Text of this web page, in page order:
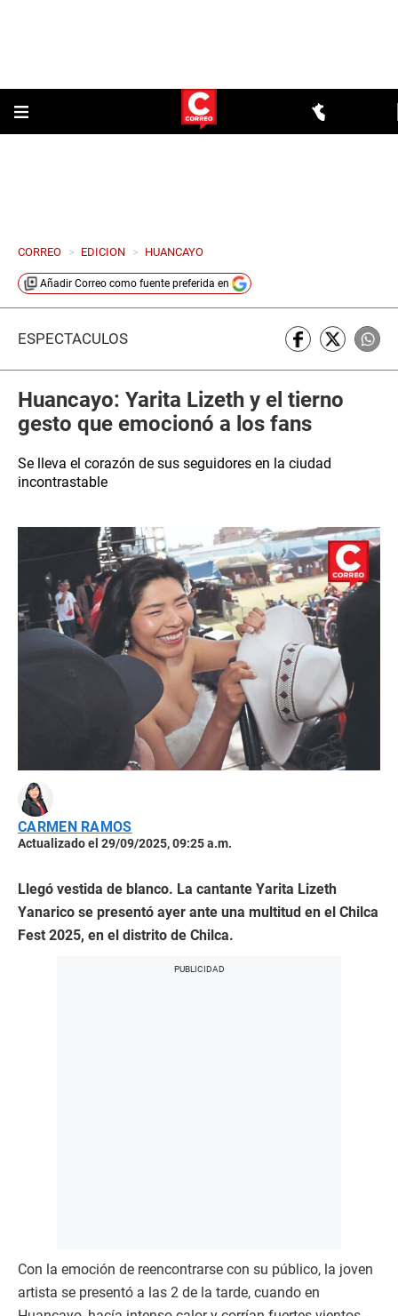
CORREO > EDICION > HUANCAYO
Añadir Correo como fuente preferida en
ESPECTÁCULOS
Huancayo: Yarita Lizeth y el tierno
gesto que emocionó a los fans
Se lleva el corazón de sus seguidores en la ciudad
incontrastable
CARMEN RAMOS
Actualizado el 29/09/2025, 09:25 a.m.
Llegó vestida de blanco. La cantante Yarita Lizeth
Yanarico se presentó ayer ante una multitud en el Chilca
Fest 2025, en el distrito de Chilca.
Con la emoción de reencontrarse con su público, la joven
artista se presentó a las 2 de la tarde, cuando en